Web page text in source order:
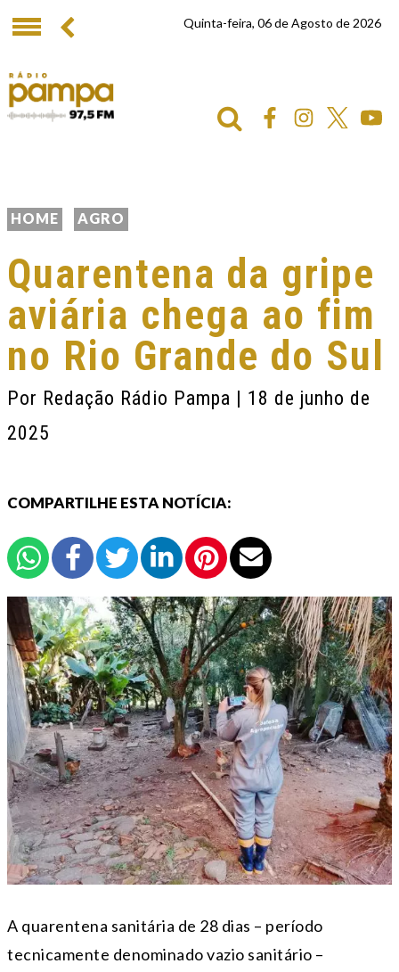
Quinta-feira, 06 de Agosto de 2026
HOME AGRO
Quarentena da gripe
aviária chega ao fim
no Rio Grande do Sul
Por Redação Rádio Pampa | 18 de junho de
2025
COMPARTILHE ESTA NOTÍCIA:
A quarentena sanitária de 28 dias – período
tecnicamente denominado vazio sanitário –